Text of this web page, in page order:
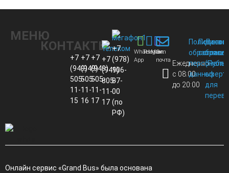
МЕНЮ
КОНТАКТЫ
+7
(949)
505-
11-
15
+7
(949)
505-
11-
16
+7
(949)
505-
11-
17
+7
(949)
805-
11-
17
+7
(978)
106-
87-
00
(по
РФ)
Whats
App
Telegram
MaxЭл.
почта Ежедневно
с 08:00
до 20:00
Политика
обработки
данных
для
Онлайн сервис «Grand Bus» была основана